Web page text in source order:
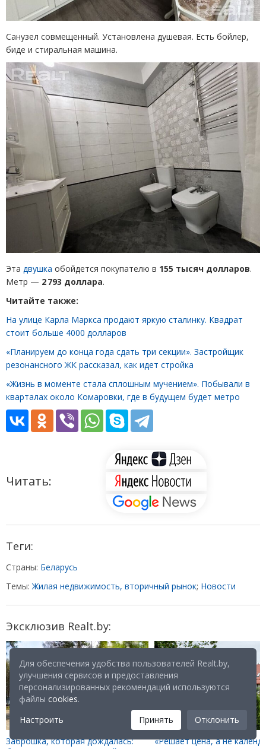
Санузел совмещенный. Установлена душевая. Есть бойлер,
биде и стиральная машина.
Эта двушка обойдется покупателю в 155 тысяч долларов.
Метр — 2 793 доллара.
Читайте также:
На улице Карла Маркса продают яркую сталинку. Квадрат
стоит больше 4000 долларов
«Планируем до конца года сдать три секции». Застройщик
резонансного ЖК рассказал, как идет стройка
«Жизнь в моменте стала сплошным мучением». Побывали в
кварталах около Комаровки, где в будущем будет метро
Читать:
Теги:
Страны: Беларусь
Темы:Жилая недвижимость, вторичный рынок; Новости
Эксклюзив Realt.by:
Заброшка, которая дождалась:
«Решает цена, а не
Для обеспечения удобства пользователей Realt.by,
улучшения сервисов и предоставления
персонализированных рекомендаций используются
файлы cookies.
Настроить
Принять Отклонить